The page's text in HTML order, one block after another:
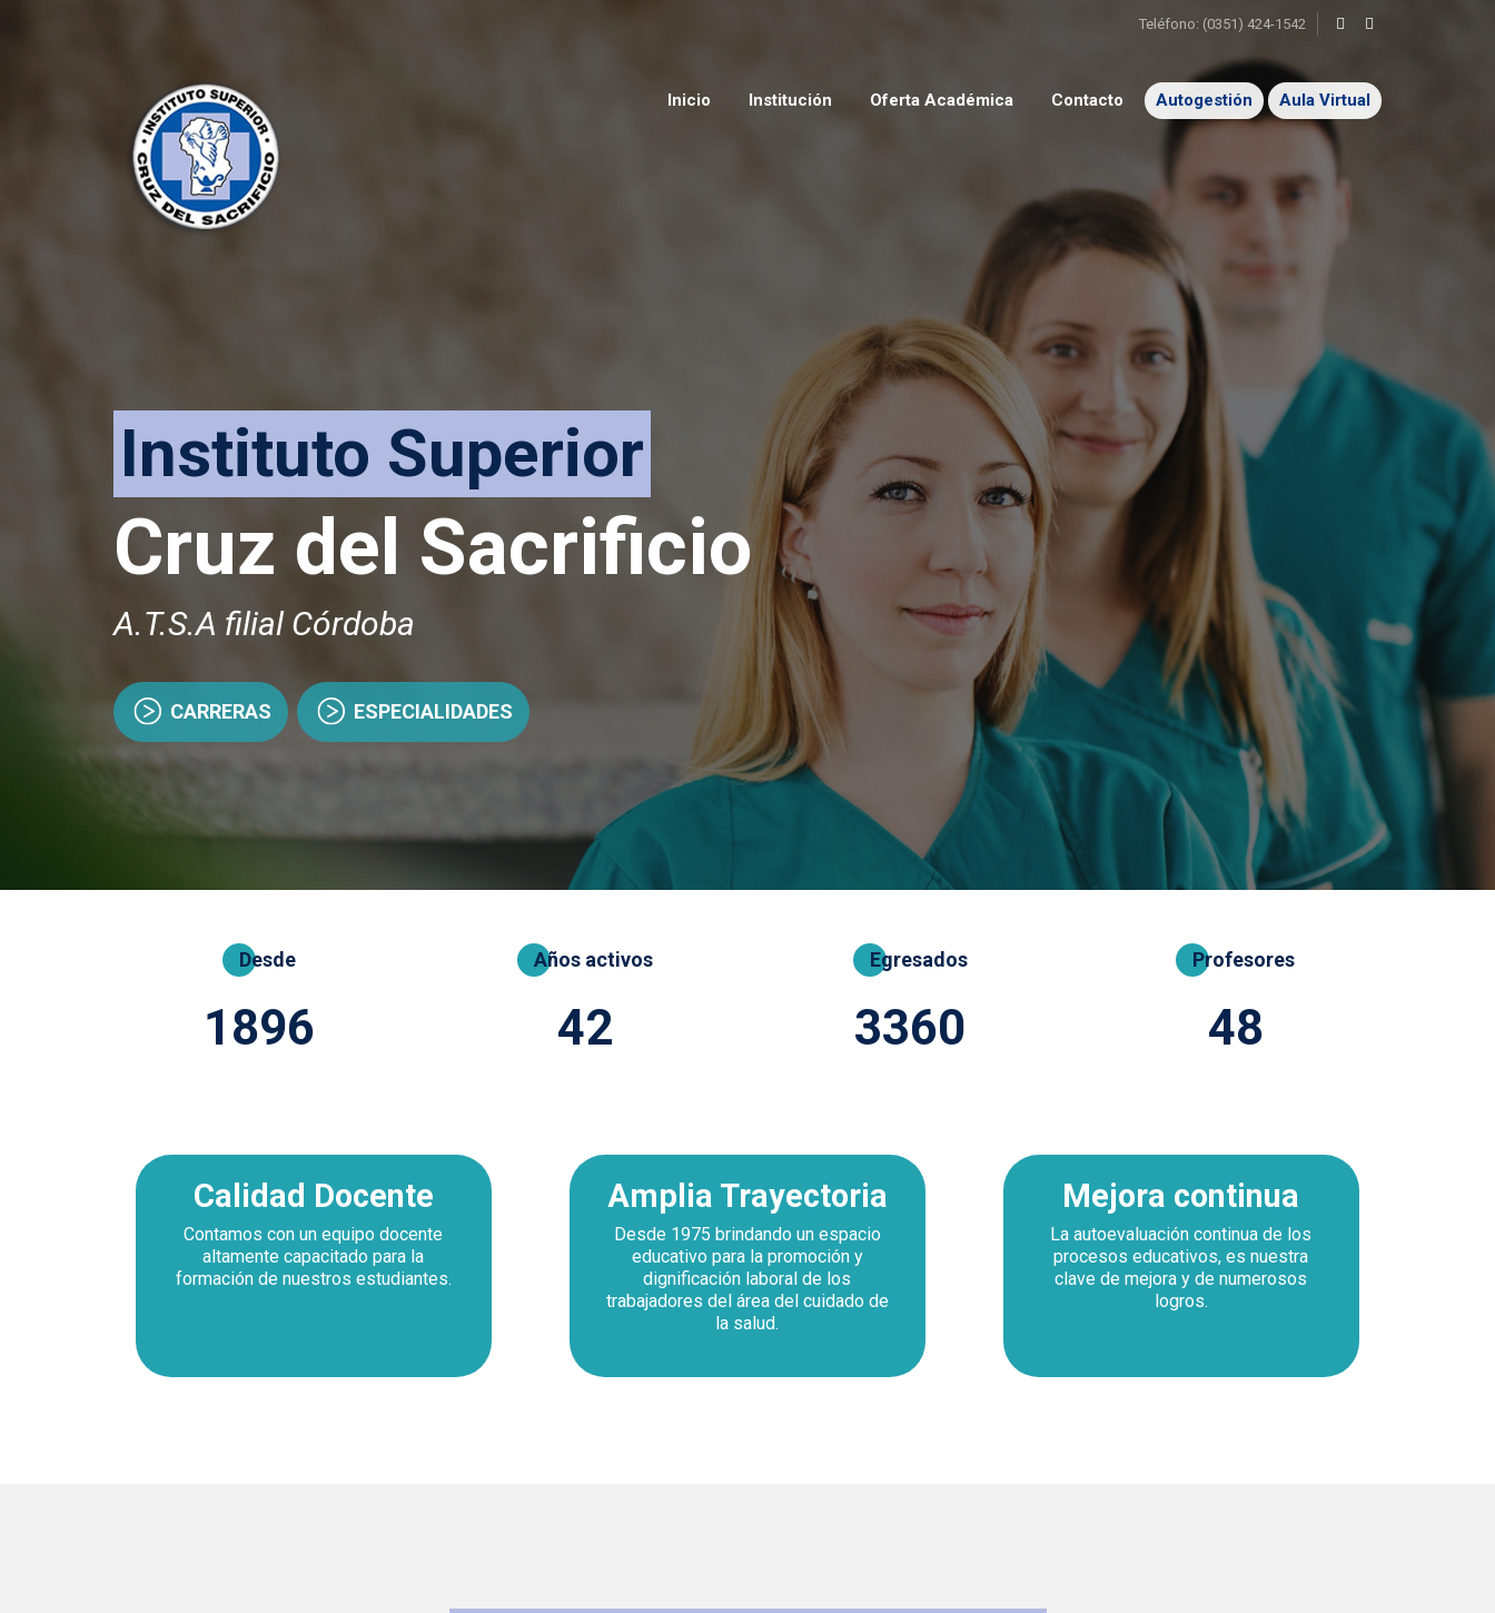
Teléfono: (0351) 424-1542
Inicio Institución Oferta Académica Contacto Autogestión Aula Virtual
Instituto Superior
Cruz del Sacrificio
A.T.S.A filial Córdoba
CARRERAS ESPECIALIDADES
Desde
1975
Años activos
44
Egresados
3500
Profesores
50
Calidad Docente
Contamos con un equipo docente
altamente capacitado para la
formación de nuestros estudiantes.
Amplia Trayectoria
Desde 1975 brindando un espacio
educativo para la promoción y
dignificación laboral de los
trabajadores del área del cuidado de
la salud.
Mejora continua
La autoevaluación continua de los
procesos educativos, es nuestra
clave de mejora y de numerosos
logros.